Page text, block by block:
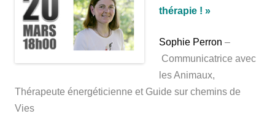
thérapie ! »
Sophie Perron –
Communicatrice avec
les Animaux,
Thérapeute énergéticienne et Guide sur chemins de
Vies